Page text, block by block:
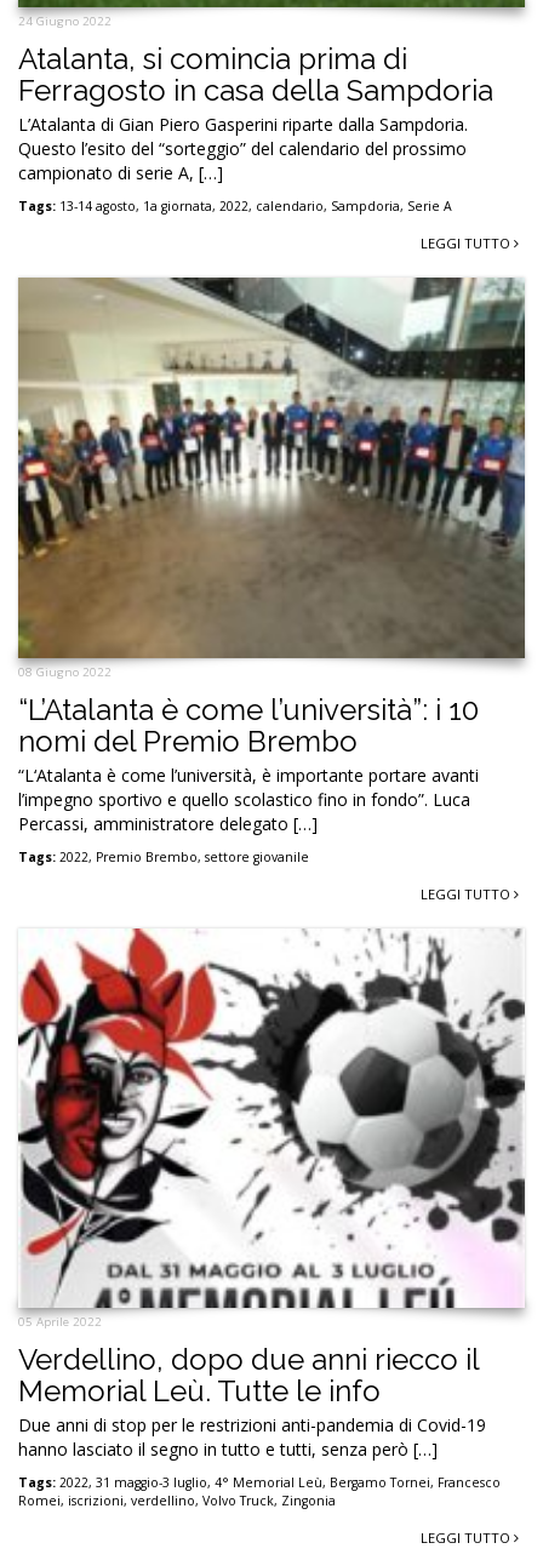
24 Giugno 2022
Atalanta, si comincia prima di
Ferragosto in casa della Sampdoria
L’Atalanta di Gian Piero Gasperini riparte dalla Sampdoria.
Questo l’esito del “sorteggio” del calendario del prossimo
campionato di serie A, […]
Tags: 13-14 agosto, 1a giornata, 2022, calendario, Sampdoria, Serie A
LEGGI TUTTO
08 Giugno 2022
“L’Atalanta è come l’università”: i 10
nomi del Premio Brembo
“L‘Atalanta è come l’università, è importante portare avanti
l’impegno sportivo e quello scolastico fino in fondo”. Luca
Percassi, amministratore delegato […]
Tags: 2022, Premio Brembo, settore giovanile
LEGGI TUTTO
05 Aprile 2022
Verdellino, dopo due anni riecco il
Memorial Leù. Tutte le info
Due anni di stop per le restrizioni anti-pandemia di Covid-19
hanno lasciato il segno in tutto e tutti, senza però […]
Tags: 2022, 31 maggio-3 luglio, 4° Memorial Leù, Bergamo Tornei, Francesco
Romei, iscrizioni, verdellino, Volvo Truck, Zingonia
LEGGI TUTTO